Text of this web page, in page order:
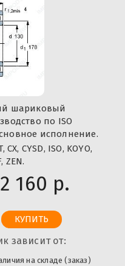
шариковый
по ISO
исполнение.
CYSD, ISO, KOYO,
ZEN.
160 р.
зависит от:
на складе (заказ)